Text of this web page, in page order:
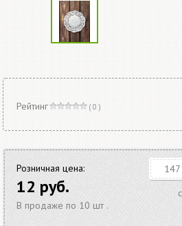
Рейтинг ( 0 )
Розничная цена:
12 руб.
В продаже по 10 шт .